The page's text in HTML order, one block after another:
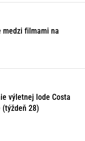
medzi filmami na
výletnej lode Costa
(týždeň 28)